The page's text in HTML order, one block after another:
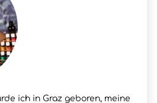
ich in Graz geboren, meine